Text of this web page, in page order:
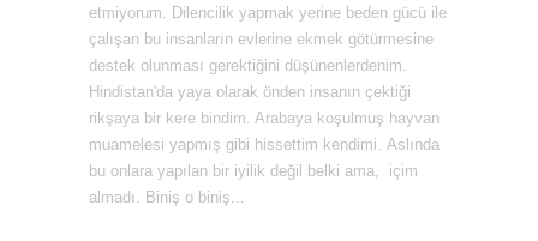
etmiyorum. Dilencilik yapmak yerine beden gücü ile
çalışan bu insanların evlerine ekmek götürmesine
destek olunması gerektiğini düşünenlerdenim.
Hindistan'da yaya olarak önden insanın çektiği
rikşaya bir kere bindim. Arabaya koşulmuş hayvan
muamelesi yapmış gibi hissettim kendimi. Aslında
bu onlara yapılan bir iyilik değil belki ama, içim
almadı. Biniş o biniş...